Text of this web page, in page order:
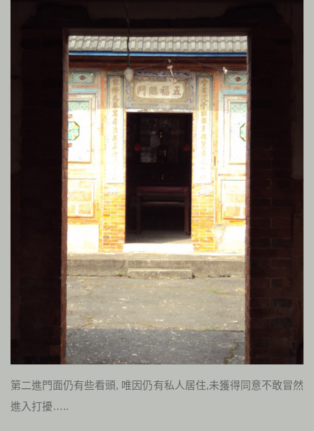
第二進門面仍有些看頭, 唯因仍有私人居住,未獲得同意不敢冒然
進入打擾…..